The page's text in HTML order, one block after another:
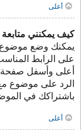
أعلى
كيف يمكنني
يمكنك وضع موضوع
على الرابط
أعلى وأسفل
الرد على موضوع
باشتراكك في
أعلى